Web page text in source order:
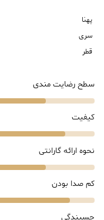
سطح رضایت مندی
کیفیت
نحوه ارائه گارانتی
کم صدا بودن
چسبندگی
پهنا
سری
قطر